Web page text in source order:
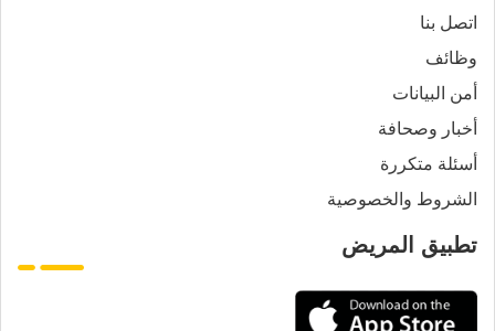
اتصل بنا
وظائف
أمن البيانات
أخبار وصحافة
أسئلة متكررة
الشروط والخصوصية
تطبيق المريض